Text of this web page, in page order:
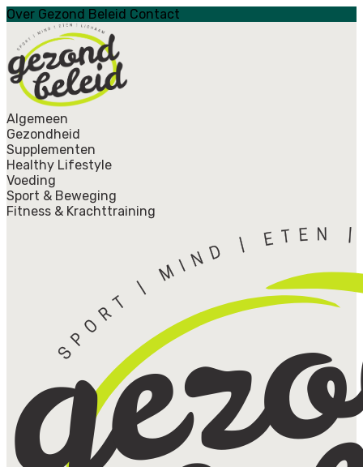
Over Gezond Beleid Contact
Algemeen
Gezondheid
Supplementen
Healthy Lifestyle
Voeding
Sport & Beweging
Fitness & Krachttraining